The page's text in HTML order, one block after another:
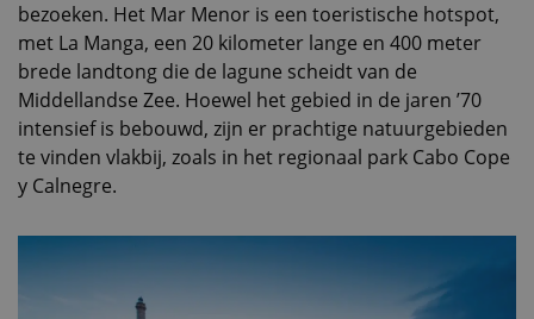
bezoeken. Het Mar Menor is een toeristische hotspot,
met La Manga, een 20 kilometer lange en 400 meter
brede landtong die de lagune scheidt van de
Middellandse Zee. Hoewel het gebied in de jaren ’70
intensief is bebouwd, zijn er prachtige natuurgebieden
te vinden vlakbij, zoals in het regionaal park Cabo Cope
y Calnegre.